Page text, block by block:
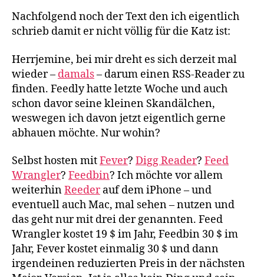
Nachfolgend noch der Text den ich eigentlich
schrieb damit er nicht völlig für die Katz ist:
Herrjemine, bei mir dreht es sich derzeit mal
wieder – damals– darum einen RSS-Reader zu
finden. Feedly hatte letzte Woche und auch
schon davor seine kleinen Skandälchen,
weswegen ich davon jetzt eigentlich gerne
abhauen möchte. Nur wohin?
Selbst hosten mitFever? Digg Reader? Feed
Wrangler? Feedbin? Ich möchte vor allem
weiterhinReederauf dem iPhone – und
eventuell auch Mac, mal sehen – nutzen und
das geht nur mit drei der genannten. Feed
Wrangler kostet 19 $ im Jahr, Feedbin 30 $ im
Jahr, Fever kostet einmalig 30 $ und dann
irgendeinen reduzierten Preis in der nächsten